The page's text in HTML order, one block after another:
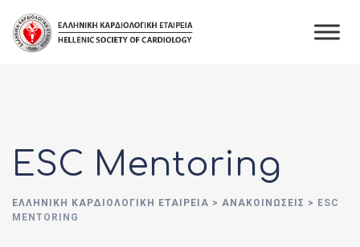
content
ESC Mentoring
ΕΛΛΗΝΙΚΉ ΚΑΡΔΙΟΛΟΓΙΚΉ ΕΤΑΙΡΕΊΑ > ΑΝΑΚΟΙΝΏΣΕΙΣ > ESC
MENTORING